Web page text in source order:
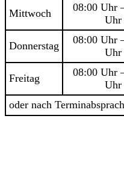
Mittwoch
08:00 Uhr
Uhr
Donnerstag
08:00 Uhr
Uhr
Freitag
08:00 Uhr
Uhr
oder nach